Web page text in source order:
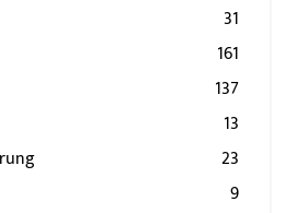
31
161
137
13
23
9